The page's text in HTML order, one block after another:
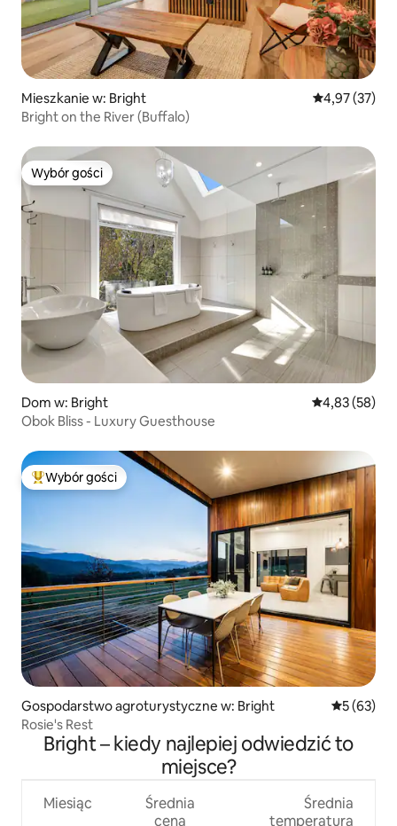
Mieszkanie w: Bright Średnia
4,97 (37)
Bright on the River (Buffalo)
Wybór gości
Wybór gości
Dom w: Bright Średnia
4,83 (58)
Obok Bliss - Luxury Guesthouse
Najpopularniejsze z kategorii Wybór gości
Wybór gości
Gospodarstwo agroturystyczne w: Bright Średnia
5 (63)
Rosie's Rest
Bright – kiedy najlepiej odwiedzić to
miejsce?
Miesiąc
Średnia
cena
Średnia
temperatura